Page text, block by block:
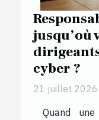
jusqu’où
cyber ?
21 juillet
Quand